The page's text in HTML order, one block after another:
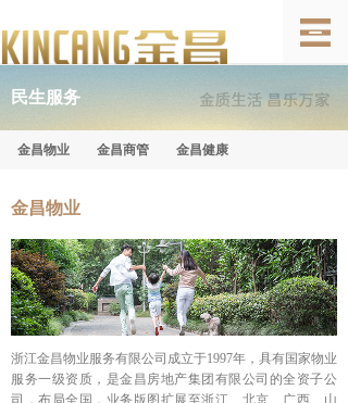
民生服务
金昌物业 金昌商管 金昌健康
金昌物业
浙江金昌物业服务有限公司成立于1997年，具有国家物业
服务一级资质，是金昌房地产集团有限公司的全资子公
司，布局全国，业务版图扩展至浙江、北京、广西、山